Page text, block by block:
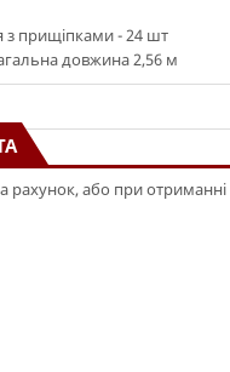
з прищіпками - 24 шт
довжина 2,56 м
рахунок, або при отриманні